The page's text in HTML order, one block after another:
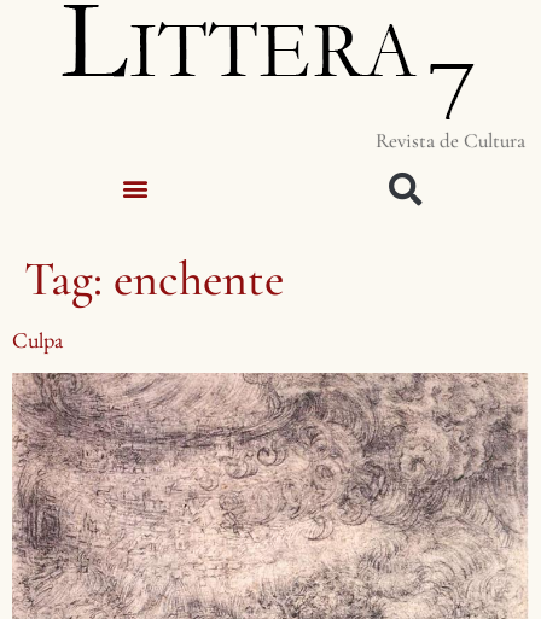
Revista de Cultura
Tag: enchente
Culpa